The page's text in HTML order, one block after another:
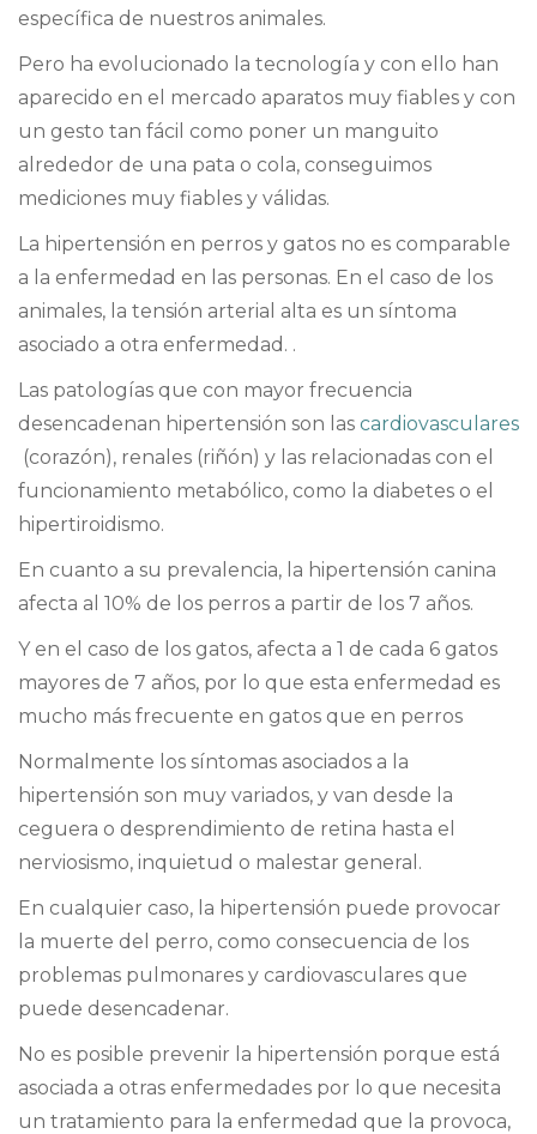
específica de nuestros animales.
Pero ha evolucionado la tecnología y con ello han
aparecido en el mercado aparatos muy fiables y con
un gesto tan fácil como poner un manguito
alrededor de una pata o cola, conseguimos
mediciones muy fiables y válidas.
La hipertensión en perros y gatos no es comparable
a la enfermedad en las personas. En el caso de los
animales, la tensión arterial alta es un síntoma
asociado a otra enfermedad. .
Las patologías que con mayor frecuencia
desencadenan hipertensión son las cardiovasculares
(corazón), renales (riñón) y las relacionadas con el
funcionamiento metabólico, como la diabetes o el
hipertiroidismo.
En cuanto a su prevalencia, la hipertensión canina
afecta al 10% de los perros a partir de los 7 años.
Y en el caso de los gatos, afecta a 1 de cada 6 gatos
mayores de 7 años, por lo que esta enfermedad es
mucho más frecuente en gatos que en perros
Normalmente los síntomas asociados a la
hipertensión son muy variados, y van desde la
ceguera o desprendimiento de retina hasta el
nerviosismo, inquietud o malestar general.
En cualquier caso, la hipertensión puede provocar
la muerte del perro, como consecuencia de los
problemas pulmonares y cardiovasculares que
puede desencadenar.
No es posible prevenir la hipertensión porque está
asociada a otras enfermedades por lo que necesita
un tratamiento para la enfermedad que la provoca,